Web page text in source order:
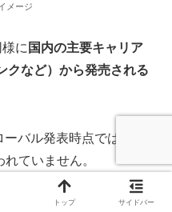
メージ
に 国内の主要キャリア
クなど）から発売される
バル発表時点では、各キ
ていません。
り扱いの有無、発売日、本
トップ サイドバー